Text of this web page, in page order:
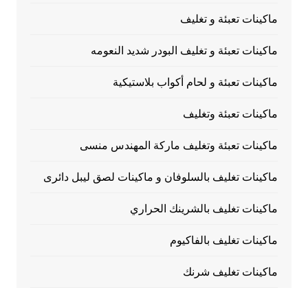
ماكينات تعبئة و تغليف
ماكينات تعبئة و تغليف البودر شديد النعومه
ماكينات تعبئة و لحام أكواب بلاستيكية
ماكينات تعبئة وتغليف
ماكينات تعبئة وتغليف ماركة المهندس منسى
ماكينات تغليف بالسلوفان و ماكينات لصق ليبل دائرى
ماكينات تغليف بالشرينك الحراري
ماكينات تغليف بالفاكيوم
ماكينات تغليف شرنك